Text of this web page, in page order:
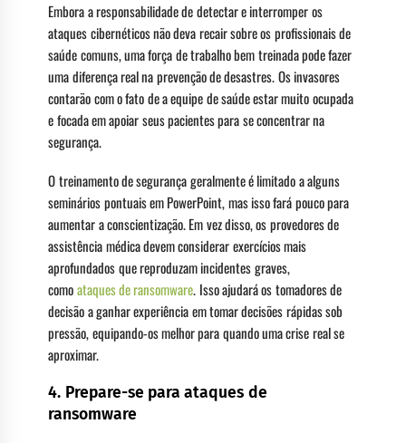
Embora a responsabilidade de detectar e interromper os
ataques cibernéticos não deva recair sobre os profissionais de
saúde comuns, uma força de trabalho bem treinada pode fazer
uma diferença real na prevenção de desastres. Os invasores
contarão com o fato de a equipe de saúde estar muito ocupada
e focada em apoiar seus pacientes para se concentrar na
segurança.
O treinamento de segurança geralmente é limitado a alguns
seminários pontuais em PowerPoint, mas isso fará pouco para
aumentar a conscientização. Em vez disso, os provedores de
assistência médica devem considerar exercícios mais
aprofundados que reproduzam incidentes graves,
comoataques de ransomware. Isso ajudará os tomadores de
decisão a ganhar experiência em tomar decisões rápidas sob
pressão, equipando-os melhor para quando uma crise real se
aproximar.
4. Prepare-se para ataques de
ransomware